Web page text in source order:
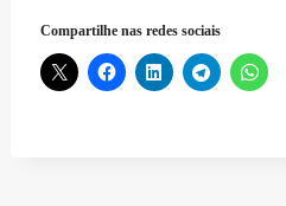
Compartilhe nas redes sociais